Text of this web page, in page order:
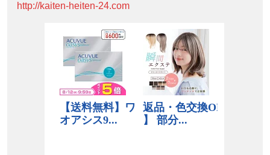
http://kaiten-heiten-24.com